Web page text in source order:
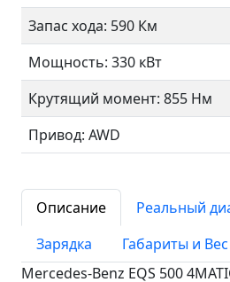
Запас хода: 590 Км
Мощность: 330 кВт
Крутящий момент: 855 Нм
Привод: AWD
Описание
Реальный
Зарядка
Габариты и Вес
Mercedes-Benz EQS 500